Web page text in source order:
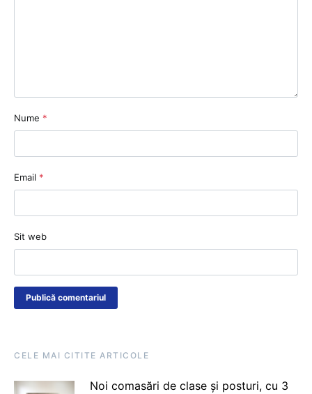
Nume *
Email *
Sit web
CELE MAI CITITE ARTICOLE
Noi comasări de clase și posturi, cu 3